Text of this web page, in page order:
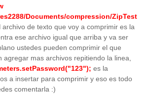
Documents/compression/ZipTest
archivo de texto que voy a comprimir es la
ese archivo igual que arriba y va ser
ustedes pueden comprimir el que
agregar mas archivos repitiendo la linea,
es la
a insertar para comprimir y eso es todo
comentarla :)